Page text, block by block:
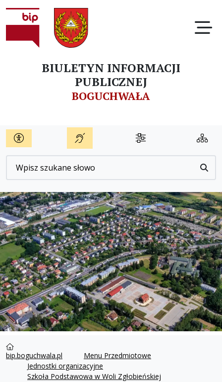
Wyszukiwarka
BIULETYN INFORMACJI
PUBLICZNEJ
BOGUCHWAŁA
bip.boguchwala.pl
Menu Przedmiotowe
Jednostki organizacyjne
Szkoła Podstawowa w Woli Zgłobieńskiej